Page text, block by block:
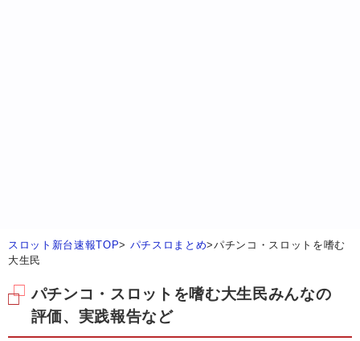
スロット新台速報TOP> パチスロまとめ>パチンコ・スロットを嗜む
大生民
パチンコ・スロットを嗜む大生民みんなの
評価、実践報告など